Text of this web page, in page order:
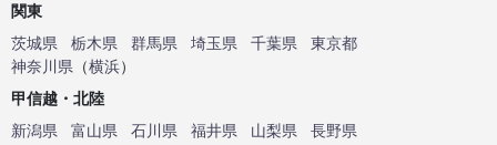
関東
茨城県
栃木県 群馬県 埼玉県 千葉県
東京都
神奈川県 （横浜）
甲信越・北陸
新潟県
富山県 石川県 福井県 山梨県
長野県